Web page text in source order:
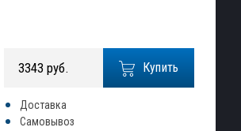
Купить
3343 руб.
Доставка
Самовывоз